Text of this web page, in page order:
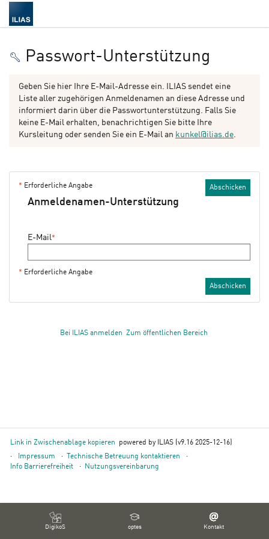
DigikoS optes Kontakt
Passwort-Unterstützung
Geben Sie hier Ihre E-Mail-Adresse ein. ILIAS sendet eine
Liste aller zugehörigen Anmeldenamen an diese Adresse und
informiert darin über die Passwortunterstützung. Falls Sie
keine E-Mail erhalten, benachrichtigen Sie bitte Ihre
Kursleitung oder senden Sie ein E-Mail an kunkel@ilias.de.
Abschicken
* Erforderliche Angabe
Anmeldenamen-Unterstützung
E-Mail*
* Erforderliche Angabe
Abschicken
Bei ILIAS anmelden Zum öffentlichen Bereich
Link in Zwischenablage kopieren
powered by ILIAS (v9.16 2025-12-16)
Impressum
Technische Betreuung kontaktieren
Info Barrierefreiheit
Nutzungsvereinbarung